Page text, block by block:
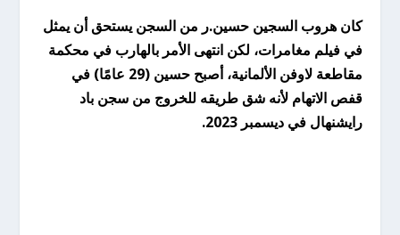
كان هروب السجين حسين.ر من السجن يستحق أن يمثل
في فيلم مغامرات، لكن انتهى الأمر بالهارب في محكمة
مقاطعة لاوفن الألمانية، أصبح حسين (29 عامًا) في
قفص الاتهام لأنه شق طريقه للخروج من سجن باد
رايشنهال في ديسمبر 2023.